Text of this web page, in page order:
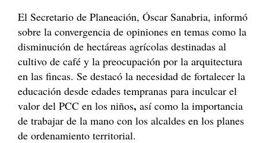
El Secretario de Planeación, Óscar Sanabria, informó
sobre la convergencia de opiniones en temas como la
disminución de hectáreas agrícolas destinadas al
cultivo de café y la preocupación por la arquitectura
en las fincas. Se destacó la necesidad de fortalecer la
educación desde edades tempranas para inculcar el
valor del PCC en los niños, así como la importancia
de trabajar de la mano con los alcaldes en los planes
de ordenamiento territorial.